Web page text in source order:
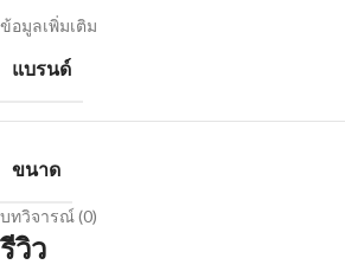
ข้อมูลเพิ่มเติม
แบรนด์
ขนาด
บทวิจารณ์ (0)
รีวิว